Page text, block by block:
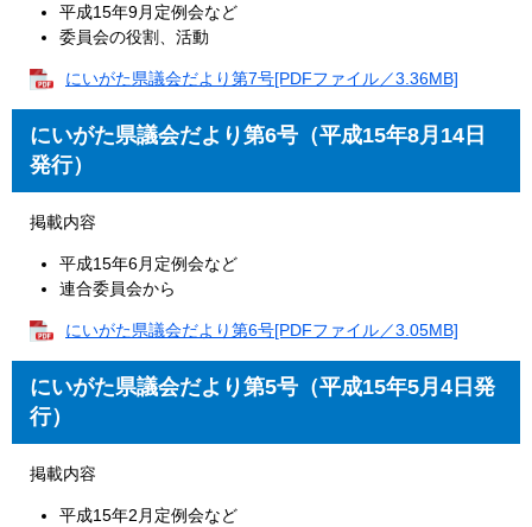
平成15年9月定例会など
委員会の役割、活動
にいがた県議会だより第7号[PDFファイル／3.36MB]
にいがた県議会だより第6号（平成15年8月14日
発行）
掲載内容
平成15年6月定例会など
連合委員会から
にいがた県議会だより第6号[PDFファイル／3.05MB]
にいがた県議会だより第5号（平成15年5月4日発
行）
掲載内容
平成15年2月定例会など